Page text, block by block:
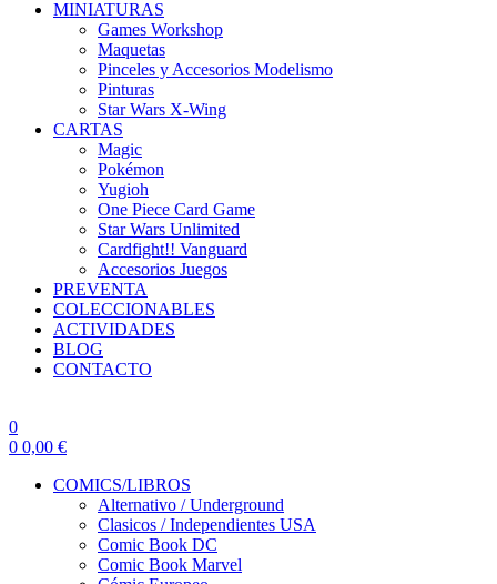
MINIATURAS
Games Workshop
Maquetas
Pinceles y Accesorios Modelismo
Pinturas
Star Wars X-Wing
CARTAS
Magic
Pokémon
Yugioh
One Piece Card Game
Star Wars Unlimited
Cardfight!! Vanguard
Accesorios Juegos
PREVENTA
COLECCIONABLES
ACTIVIDADES
BLOG
CONTACTO
0
0 0,00 €
COMICS/LIBROS
Alternativo / Underground
Clasicos / Independientes USA
Comic Book DC
Comic Book Marvel